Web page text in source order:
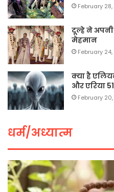
February
दूल्हे ने
मेहमान
February
क्या है
और एरिया
February
धर्म/अध्यात्म